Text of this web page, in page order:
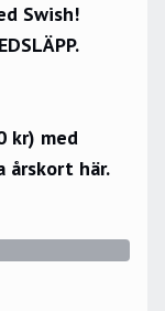
Swish!
kr) med
årskort här.